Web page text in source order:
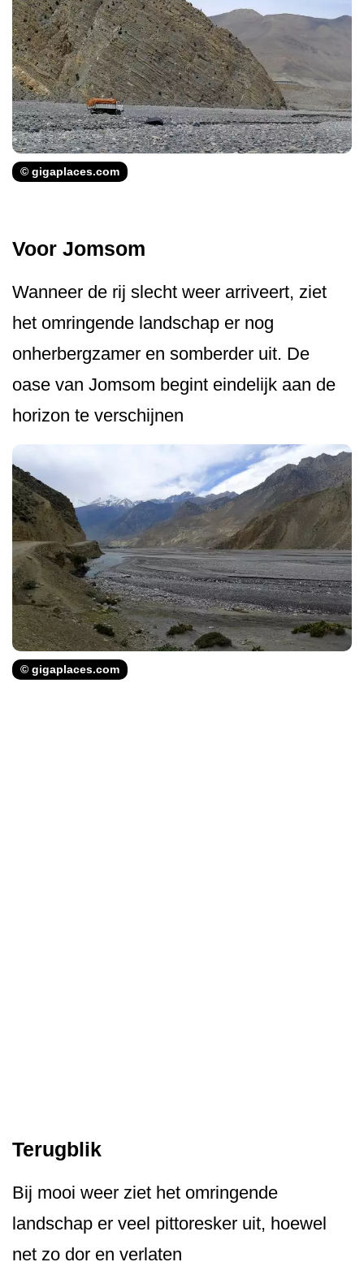
© gigaplaces.com
Voor Jomsom
Wanneer de rij slecht weer arriveert, ziet
het omringende landschap er nog
onherbergzamer en somberder uit. De
oase van Jomsom begint eindelijk aan de
horizon te verschijnen
© gigaplaces.com
Terugblik
Bij mooi weer ziet het omringende
landschap er veel pittoresker uit, hoewel
net zo dor en verlaten